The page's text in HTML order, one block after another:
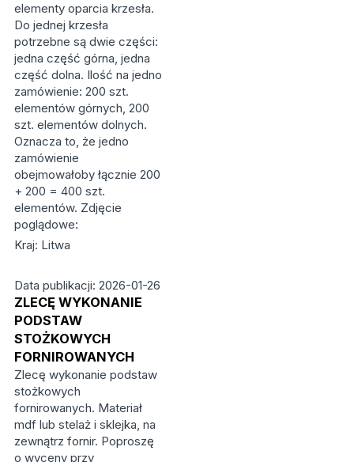
elementy oparcia krzesła.
Do jednej krzesła
potrzebne są dwie części:
jedna część górna, jedna
część dolna. Ilość na jedno
zamówienie: 200 szt.
elementów górnych, 200
szt. elementów dolnych.
Oznacza to, że jedno
zamówienie
obejmowałoby łącznie 200
+ 200 = 400 szt.
elementów. Zdjęcie
poglądowe:
Kraj: Litwa
Data publikacji: 2026-01-26
ZLECĘ WYKONANIE
PODSTAW
STOŻKOWYCH
FORNIROWANYCH
Zlecę wykonanie podstaw
stożkowych
fornirowanych. Materiał
mdf lub stelaż i sklejka, na
zewnątrz fornir. Poproszę
o wyceny przy